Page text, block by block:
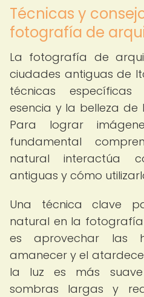
Técnicas y
fotografía de
La fotografía de
ciudades antiguas de
técnicas
esencia y la belleza de
Para lograr
fundamental
natural interactúa
antiguas y cómo
Una técnica clave
natural en la
es aprovechar las
amanecer y el
la luz es más
sombras largas y